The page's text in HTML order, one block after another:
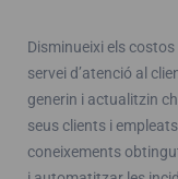
Disminueixi els
servei d’atenció al
generin i actualitzin
seus clients i
coneixements